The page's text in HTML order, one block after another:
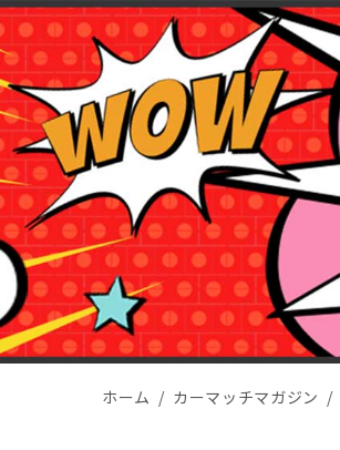
ホーム カーマッチマガジン